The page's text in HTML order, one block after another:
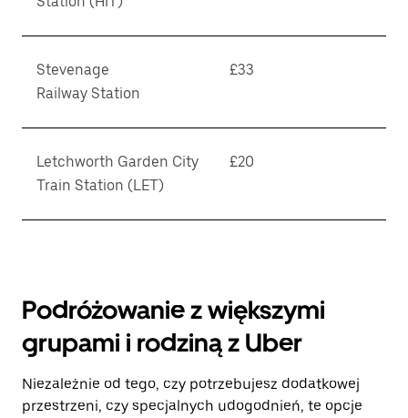
Stevenage
Railway Station
£33
Letchworth Garden City
Train Station (LET)
£20
Podróżowanie z większymi
grupami i rodziną z Uber
Niezależnie od tego, czy potrzebujesz dodatkowej
przestrzeni, czy specjalnych udogodnień, te opcje